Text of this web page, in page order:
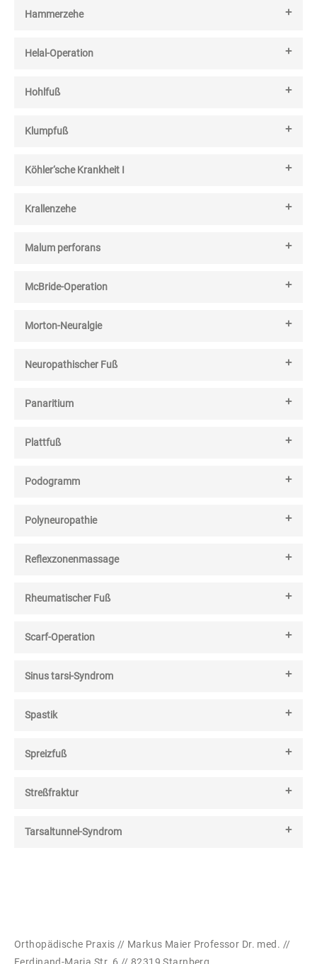
Hammerzehe
Helal-Operation
Hohlfuß
Klumpfuß
Köhler‘sche Krankheit I
Krallenzehe
Malum perforans
McBride-Operation
Morton-Neuralgie
Neuropathischer Fuß
Panaritium
Plattfuß
Podogramm
Polyneuropathie
Reflexzonenmassage
Rheumatischer Fuß
Scarf-Operation
Sinus tarsi-Syndrom
Spastik
Spreizfuß
Streßfraktur
Tarsaltunnel-Syndrom
Orthopädische Praxis // Markus Maier Professor Dr. med. //